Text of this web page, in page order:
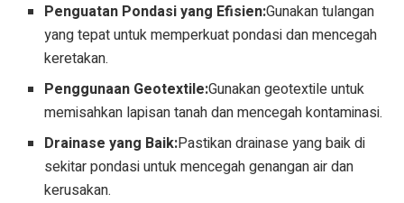
Penguatan Pondasi yang Efisien:Gunakan tulangan
yang tepat untuk memperkuat pondasi dan mencegah
keretakan.
Penggunaan Geotextile:Gunakan geotextile untuk
memisahkan lapisan tanah dan mencegah kontaminasi.
Drainase yang Baik:Pastikan drainase yang baik di
sekitar pondasi untuk mencegah genangan air dan
kerusakan.